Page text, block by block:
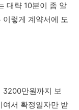
대략 10분이 좀 알
렇게 계약서에 도
3200만원까지 보
여서 확정일자만 받